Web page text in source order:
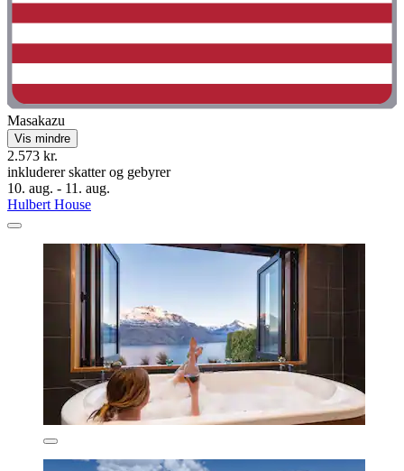
Masakazu
Vis mindre
2.573 kr.
inkluderer skatter og gebyrer
10. aug. - 11. aug.
Hulbert House